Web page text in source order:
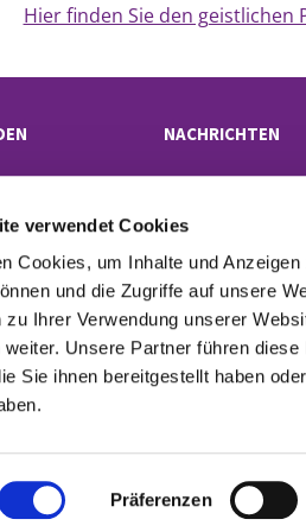
verwendet Cookies
Cookies, um Inhalte und
und die Zugriffe auf unsere
zu Ihrer Verwendung unserer
weiter. Unsere Partner führen
Sie ihnen bereitgestellt haben
Präferenzen
Hier finden Sie den geistlichen
NACHRICHTEN
·

Kontaktinformationen Cookie-